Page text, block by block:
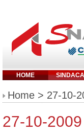
HOME
Home > 27-10-
27-10-